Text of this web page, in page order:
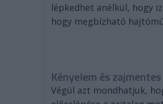
lépkedhet anélkül, hogy
hogy megbízható
Kényelem és
Végül azt mondhatjuk,